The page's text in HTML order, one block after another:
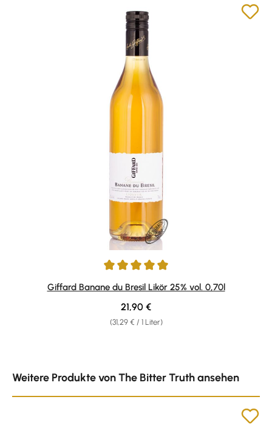
Durchschnittliche Bewertung von 5 von 5 Sternen
Giffard Banane du Bresil Likör 25% vol. 0,70l
(31,29 € / 1 Liter)
Regulärer Preis:
21,90 €
Weitere Produkte von The Bitter Truth ansehen